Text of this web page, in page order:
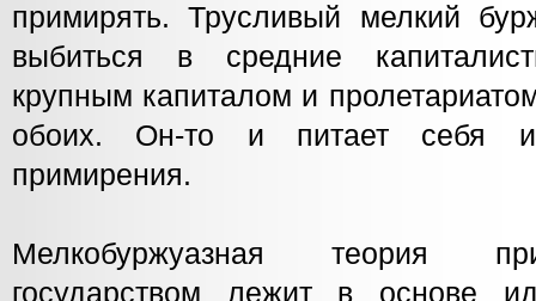
примирять. Трусливый мелкий
выбиться в средние
крупным капиталом и
обоих. Он-то и питает себя
примирения.
Мелкобуржуазная теория
государством лежит в основе